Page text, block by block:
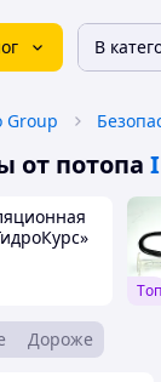
В
Group
от потопа
Tоп
Дороже